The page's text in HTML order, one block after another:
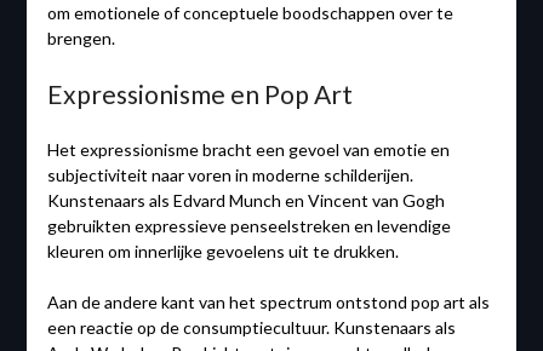
om emotionele of conceptuele boodschappen over te
brengen.
Expressionisme en Pop Art
Het expressionisme bracht een gevoel van emotie en
subjectiviteit naar voren in moderne schilderijen.
Kunstenaars als Edvard Munch en Vincent van Gogh
gebruikten expressieve penseelstreken en levendige
kleuren om innerlijke gevoelens uit te drukken.
Aan de andere kant van het spectrum ontstond pop art als
een reactie op de consumptiecultuur. Kunstenaars als